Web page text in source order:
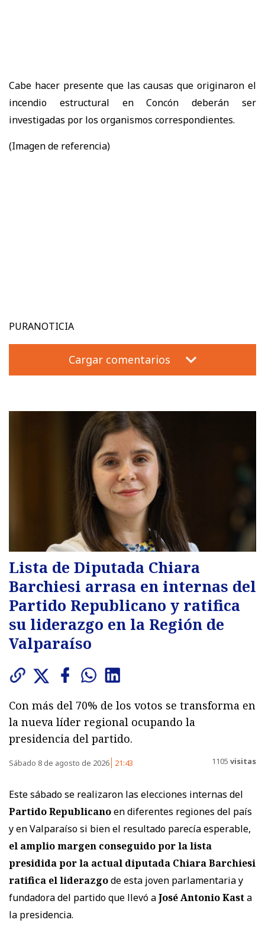
Cabe hacer presente que las causas que originaron el
incendio estructural en Concón deberán ser
investigadas por los organismos correspondientes.
(Imagen de referencia)
PURANOTICIA
Cargar comentarios
Lista de Diputada Chiara
Barchiesi arrasa en internas del
Partido Republicano y ratifica
su liderazgo en la Región de
Valparaíso
Con más del 70% de los votos se transforma en
la nueva líder regional ocupando la
presidencia del partido.
Sábado 8 de agosto de 2026 21:43 1105 visitas
Este sábado se realizaron las elecciones internas del
Partido Republicanoen diferentes regiones del país
y en Valparaíso si bien el resultado parecía esperable,
el amplio margen conseguido por la lista
presidida por la actual diputada Chiara Barchiesi
ratifica el liderazgode esta joven parlamentaria y
fundadora del partido que llevó aJosé Antonio Kasta
la presidencia.